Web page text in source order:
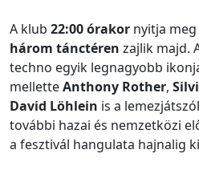
A klub 22:00 órakor nyitja
három tánctéren zajlik majd.
techno egyik legnagyobb
melletteAnthony Rother,
David Löhlein is a
további hazai és nemzetközi
a fesztivál hangulata hajnalig